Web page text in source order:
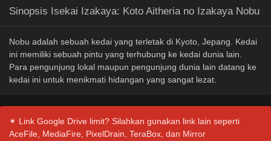
Sinopsis Isekai Izakaya: Koto Aitheria no Izakaya Nobu
Nobu adalah sebuah kedai yang terletak di Kyoto, Jepang. Kedai
ini memiliki sebuah pintu yang terhubung ke kedai dunia lain.
Para pengunjung lokal maupun pengunjung dunia lain datang ke
kedai ini untuk menikmati hidangan yang sangat lezat.
✴ Link Google Drive limit? Silahkan gunakan link lain seperti
AceFile, MediaFire, PixelDrain, TeraBox, dan Mirror